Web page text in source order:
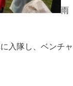
雨
入隊し、ベンチャ